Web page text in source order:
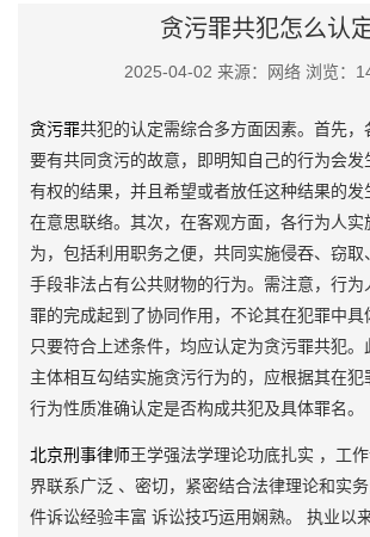
贪污罪共犯怎么认
2025-04-02 来源：网络 浏览：
贪污罪共犯的认定需综合多方面因素。首先，
要有共同贪污的故意，即明知自己的行为会发
有权的结果，并且希望或者放任这种结果的发
在意思联络。其次，在客观方面，各行为人实
为，包括利用职务之便，共同实施侵吞、窃取
手段非法占有公共财物的行为。需注意，行为
罪的完成起到了协同作用，不论其在犯罪中具
只要符合上述条件，均应认定为贪污罪共犯。
主体相互勾结实施贪污行为的，应根据其在犯
行为性质准确认定是否构成共犯及具体罪名。
北京刑事律师王学强法学理论功底扎实 ，工
界联系广泛 、密切，紧密结合法律理论和实
件诉讼经验丰富 诉讼技巧运用娴熟。 执业以